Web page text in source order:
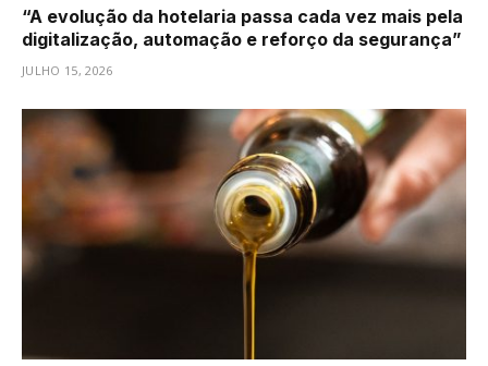
“A evolução da hotelaria passa cada vez mais pela
digitalização, automação e reforço da segurança”
JULHO 15, 2026